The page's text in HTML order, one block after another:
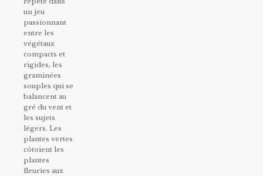
un jeu
passionnant
entre les
végétaux
compacts et
rigides, les
graminées
souples qui se
balancent au
gré du vent et
les sujets
légers. Les
plantes vertes
côtoient les
plantes
fleuries aux